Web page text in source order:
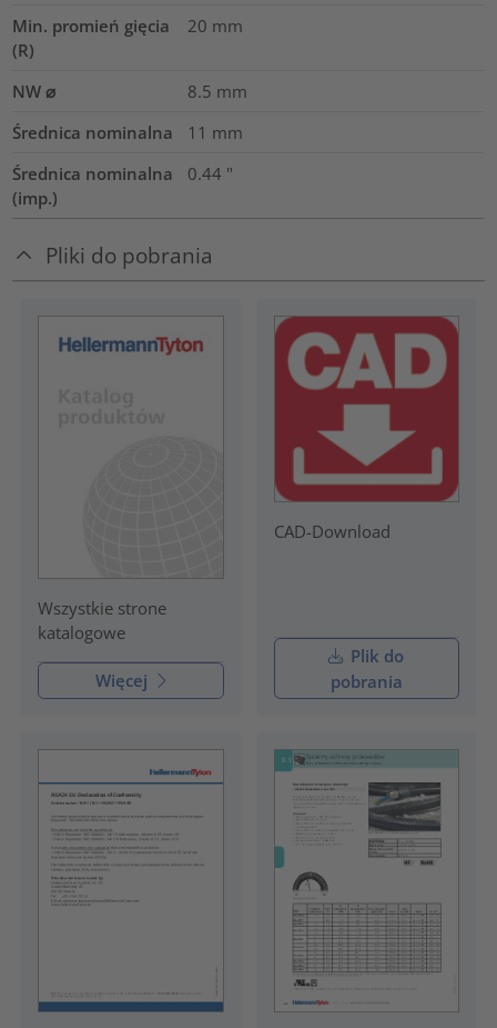
Min. promień gięcia
(R)
20 mm
NW ⌀ 8.5 mm
Średnica nominalna
11 mm
Średnica nominalna
(imp.)
0.44 "
Pliki do pobrania
Wszystkie strone
katalogowe
Więcej
CAD-Download
Plik do
pobrania